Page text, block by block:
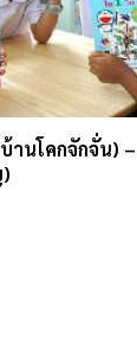
านโคกจักจั่น) –